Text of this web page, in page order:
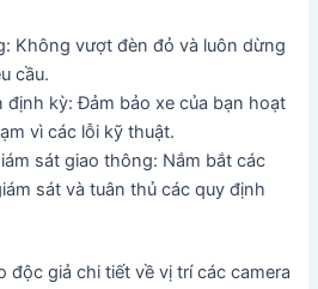
Không vượt đèn đỏ và luôn dừng
cầu.
định kỳ: Đảm bảo xe của bạn hoạt
vì các lỗi kỹ thuật.
sát giao thông: Nắm bắt các
sát và tuân thủ các quy định
độc giả chi tiết về vị trí các camera